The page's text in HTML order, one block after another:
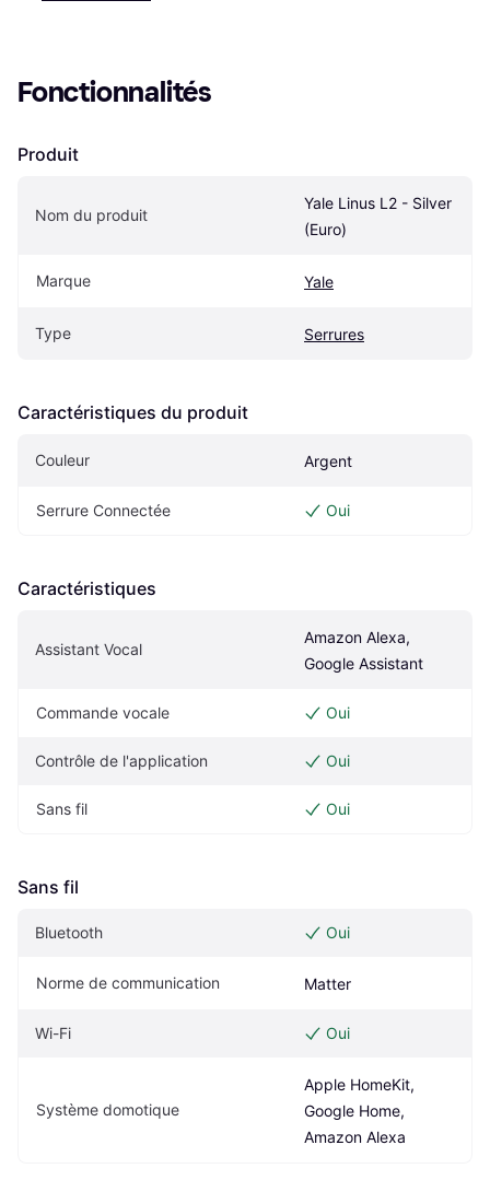
Fonctionnalités
Produit
Nom du produit
Yale Linus L2 - Silver
(Euro)
Marque Yale
Type Serrures
Caractéristiques du produit
Couleur Argent
Serrure Connectée Oui
Caractéristiques
Assistant Vocal
Amazon Alexa,
Google Assistant
Commande vocale Oui
Contrôle de l'application Oui
Sans fil Oui
Sans fil
Bluetooth Oui
Norme de communication Matter
Wi-Fi Oui
Système domotique
Apple HomeKit,
Google Home,
Amazon Alexa